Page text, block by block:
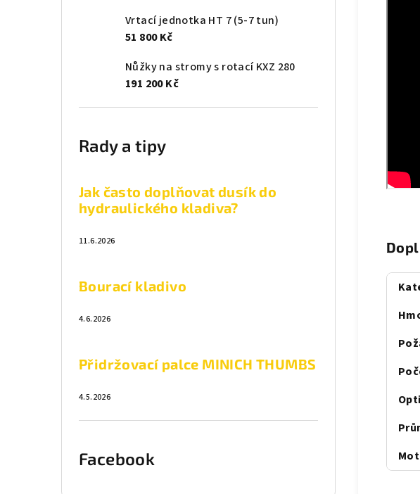
Vrtací jednotka HT 7 (5-7 tun)
51 800 Kč
Nůžky na stromy s rotací KXZ 280
191 200 Kč
Rady a tipy
Jak často doplňovat dusík do
hydraulického kladiva?
11.6.2026
Bourací kladivo
4.6.2026
Přidržovací palce MINICH THUMBS
4.5.2026
Facebook